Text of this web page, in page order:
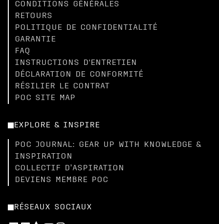
CONDITIONS GÉNÉRALES
RETOURS
POLITIQUE DE CONFIDENTIALITÉ
GARANTIE
FAQ
INSTRUCTIONS D'ENTRETIEN
DÉCLARATION DE CONFORMITÉ
RÉSILIER LE CONTRAT
POC SITE MAP
EXPLORE & INSPIRE
POC JOURNAL: GEAR UP WITH KNOWLEDGE &
INSPIRATION
COLLECTIF D’ASPIRATION
DEVIENS MEMBRE POC
RÉSEAUX SOCIAUX